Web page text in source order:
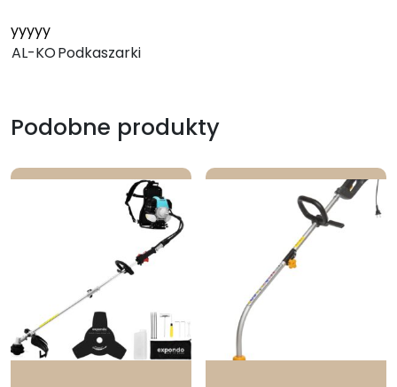
yyyyy
AL-KOPodkaszarki
Podobne produkty